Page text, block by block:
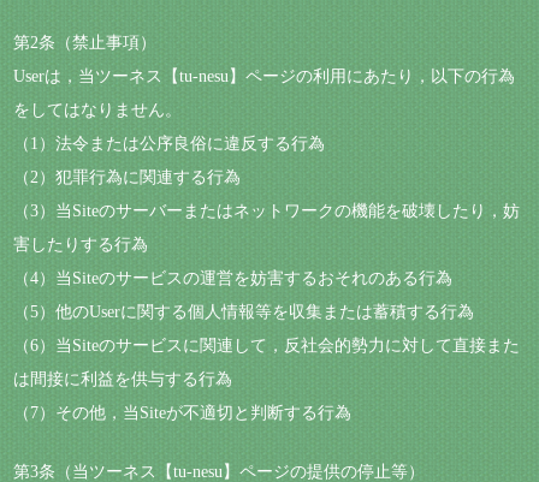
第2条（禁止事項）
Userは，当ツーネス【tu-nesu】ページの利用にあたり，以下の行為
をしてはなりません。
（1）法令または公序良俗に違反する行為
（2）犯罪行為に関連する行為
（3）当Siteのサーバーまたはネットワークの機能を破壊したり，妨
害したりする行為
（4）当Siteのサービスの運営を妨害するおそれのある行為
（5）他のUserに関する個人情報等を収集または蓄積する行為
（6）当Siteのサービスに関連して，反社会的勢力に対して直接また
は間接に利益を供与する行為
（7）その他，当Siteが不適切と判断する行為
第3条（当ツーネス【tu-nesu】ページの提供の停止等）